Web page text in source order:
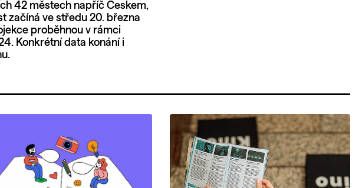
42 městech napříč Českem,
začíná ve středu 20. března
proběhnou v rámci
Konkrétní data konání i